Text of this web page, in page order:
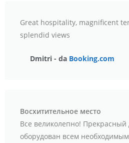
Great hospitality, magnificent
splendid views
Dmitri - da Booking.com
Восхитительное место
Все великолепно!
оборудован всем